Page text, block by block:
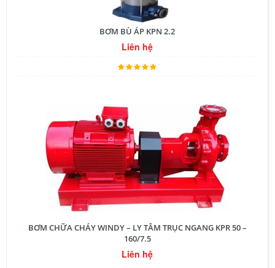
BƠM BÙ ÁP KPN 2.2
Liên hệ
BƠM CHỮA CHÁY WINDY – LY TÂM TRỤC NGANG KPR 50 –
160/7.5
Liên hệ